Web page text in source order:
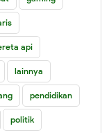
api
lainnya
pendidikan
politik